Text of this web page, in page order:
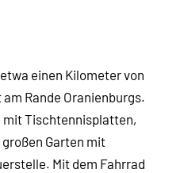
einen Kilometer von
Rande Oranienburgs.
mit Tischtennisplatten,
Garten mit
Mit dem Fahrrad